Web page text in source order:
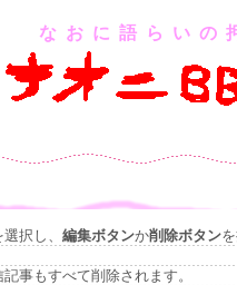
なおに語らいの
択し、 編集ボタンか削除ボタン
事もすべて削除されます。